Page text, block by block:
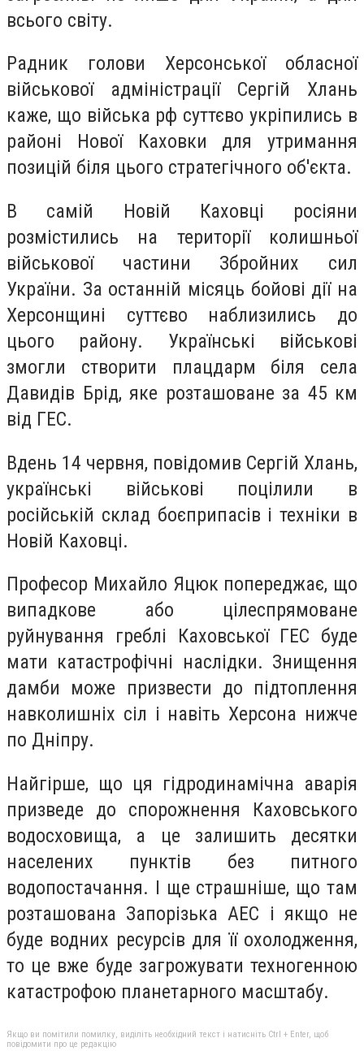
всього світу.
Радник голови Херсонської обласної
військової адміністрації Сергій Хлань
каже, що війська рф суттєво укріпились в
районі Нової Каховки для утримання
позицій біля цього стратегічного об'єкта.
В самій Новій Каховці росіяни
розмістились на території колишньої
військової частини Збройних сил
України. За останній місяць бойові дії на
Херсонщині суттєво наблизились до
цього району. Українські військові
змогли створити плацдарм біля села
Давидів Брід, яке розташоване за 45 км
від ГЕС.
Вдень 14 червня, повідомив Сергій Хлань,
українські військові поцілили в
російській склад боєприпасів і техніки в
Новій Каховці.
Професор Михайло Яцюк попереджає, що
випадкове або цілеспрямоване
руйнування греблі Каховської ГЕС буде
мати катастрофічні наслідки. Знищення
дамби може призвести до підтоплення
навколишніх сіл і навіть Херсона нижче
по Дніпру.
Найгірше, що ця гідродинамічна аварія
призведе до спорожнення Каховського
водосховища, а це залишить десятки
населених пунктів без питного
водопостачання. І ще страшніше, що там
розташована Запорізька АЕС і якщо не
буде водних ресурсів для її охолодження,
то це вже буде загрожувати техногенною
катастрофою планетарного масштабу.
Якщо ви помітили помилку, виділіть необхідний текст і натисніть Ctrl + Enter, щоб
повідомити про це редакцію